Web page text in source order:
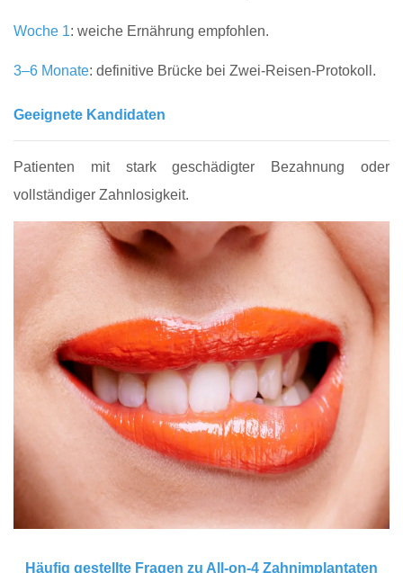
Woche 1: weiche Ernährung empfohlen.
3–6 Monate: definitive Brücke bei Zwei-Reisen-Protokoll.
Geeignete Kandidaten
Patienten mit stark geschädigter Bezahnung oder
vollständiger Zahnlosigkeit.
Häufig gestellte Fragen zu All-on-4 Zahnimplantaten